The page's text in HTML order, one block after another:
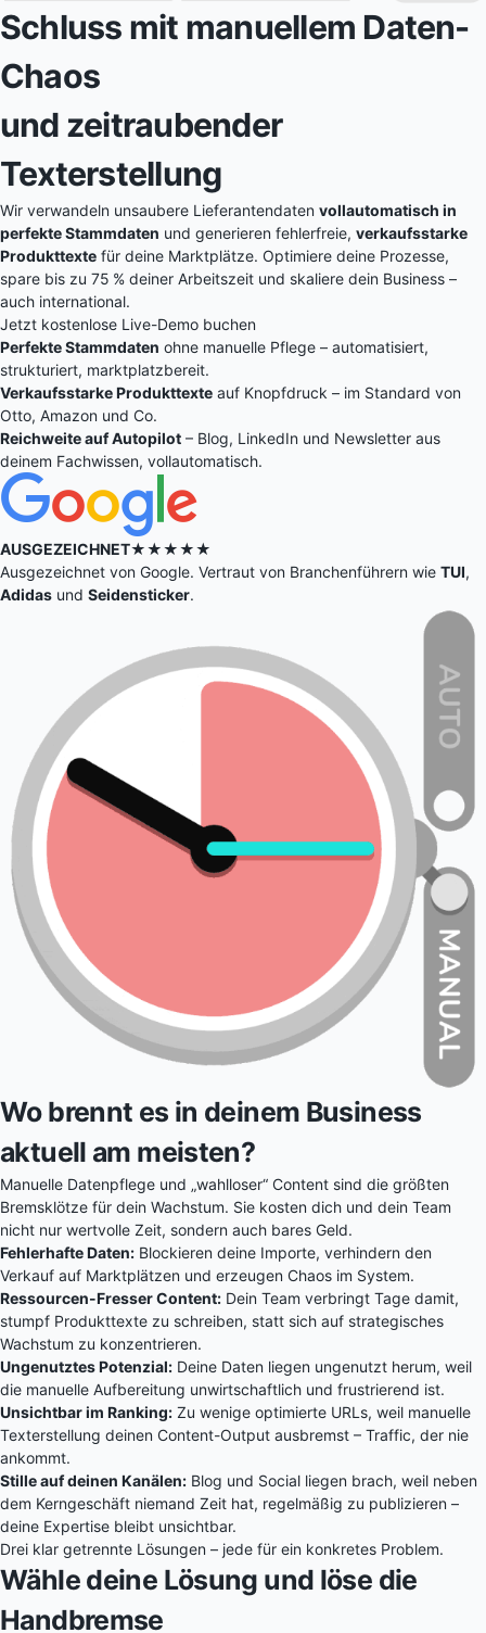
Schluss mit manuellem Daten-
Chaos
und zeitraubender
Texterstellung
Wir verwandeln unsaubere Lieferantendaten vollautomatisch in
perfekte Stammdaten und generieren fehlerfreie, verkaufsstarke
Produkttexte für deine Marktplätze. Optimiere deine Prozesse,
spare bis zu 75 % deiner Arbeitszeit und skaliere dein Business –
auch international.
Jetzt kostenlose Live-Demo buchen
Perfekte Stammdaten ohne manuelle Pflege – automatisiert,
strukturiert, marktplatzbereit.
Verkaufsstarke Produkttexte auf Knopfdruck – im Standard von
Otto, Amazon und Co.
Reichweite auf Autopilot – Blog, LinkedIn und Newsletter aus
deinem Fachwissen, vollautomatisch.
AUSGEZEICHNET★★★★★
Ausgezeichnet von Google. Vertraut von Branchenführern wie TUI,
Adidas und Seidensticker.
Wo brennt es in deinem Business
aktuell am meisten?
Manuelle Datenpflege und „wahlloser“ Content sind die größten
Bremsklötze für dein Wachstum. Sie kosten dich und dein Team
nicht nur wertvolle Zeit, sondern auch bares Geld.
Fehlerhafte Daten: Blockieren deine Importe, verhindern den
Verkauf auf Marktplätzen und erzeugen Chaos im System.
Ressourcen-Fresser Content: Dein Team verbringt Tage damit,
stumpf Produkttexte zu schreiben, statt sich auf strategisches
Wachstum zu konzentrieren.
Ungenutztes Potenzial: Deine Daten liegen ungenutzt herum, weil
die manuelle Aufbereitung unwirtschaftlich und frustrierend ist.
Unsichtbar im Ranking: Zu wenige optimierte URLs, weil manuelle
Texterstellung deinen Content-Output ausbremst – Traffic, der nie
ankommt.
Stille auf deinen Kanälen: Blog und Social liegen brach, weil neben
dem Kerngeschäft niemand Zeit hat, regelmäßig zu publizieren –
deine Expertise bleibt unsichtbar.
Drei klar getrennte Lösungen – jede für ein konkretes Problem.
Wähle deine Lösung und löse die
Handbremse